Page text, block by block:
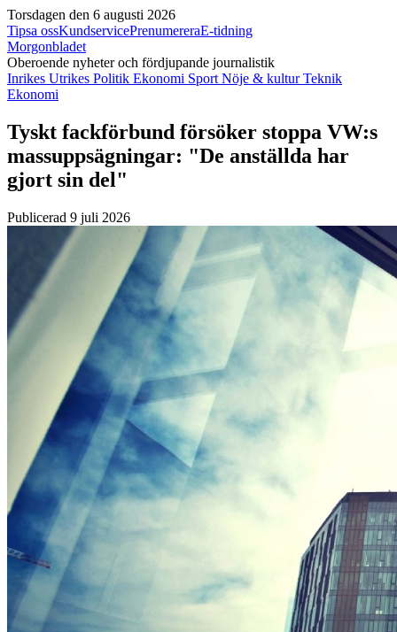
Torsdagen den 6 augusti 2026
Tipsa ossKundservicePrenumereraE-tidning
Morgonbladet
Oberoende nyheter och fördjupande journalistik
Inrikes Utrikes Politik Ekonomi Sport Nöje & kulturTeknik
Ekonomi
Tyskt fackförbund försöker stoppa VW:s
massuppsägningar: "De anställda har
gjort sin del"
Publicerad 9 juli 2026